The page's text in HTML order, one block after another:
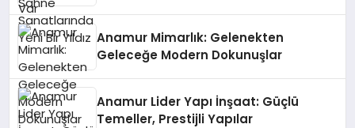
Anamur Mimarlık: Gelenekten
Geleceğe Modern Dokunuşlar
Anamur Lider Yapı İnşaat: Güçlü
Temeller, Prestijli Yapılar